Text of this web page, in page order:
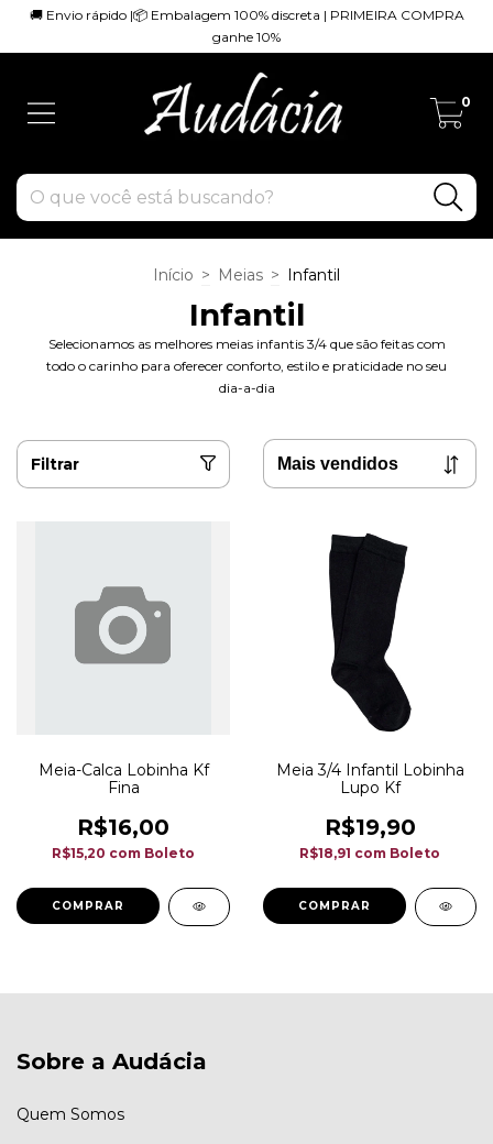
🚚 Envio rápido |📦 Embalagem 100% discreta | PRIMEIRA COMPRA
ganhe 10%
0
Início > Meias > Infantil
Infantil
Selecionamos as melhores meias infantis 3/4 que são feitas com
todo o carinho para oferecer conforto, estilo e praticidade no seu
dia-a-dia
Filtrar
Meia-Calca Lobinha Kf
Fina
R$16,00
R$15,20 com Boleto
COMPRAR
Meia 3/4 Infantil Lobinha
Lupo Kf
R$19,90
R$18,91 com Boleto
COMPRAR
Sobre a Audácia
Quem Somos